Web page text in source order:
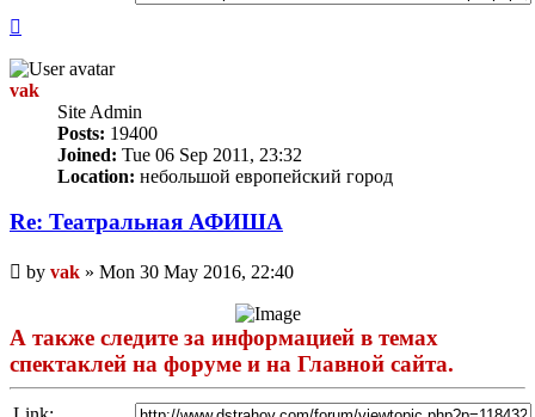
vak
Site Admin
Posts: 19400
Joined: Tue 06 Sep 2011, 23:32
Location: небольшой европейский город
Re: Театральная АФИША
Unread
post
by vak » Mon 30 May 2016, 22:40
А также следите за информацией в темах
спектаклей на форуме и на Главной сайта.